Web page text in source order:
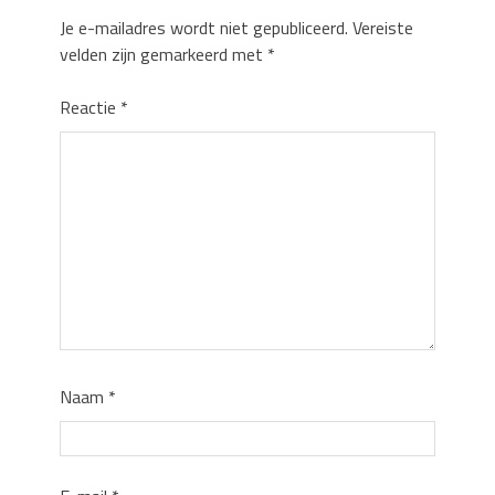
Je e-mailadres wordt niet gepubliceerd. Vereiste
velden zijn gemarkeerd met *
Reactie *
Naam *